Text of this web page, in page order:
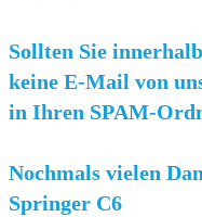
Sollten Sie
keine E-Mail von
in Ihren SPAM-
Nochmals vielen
Springer C6